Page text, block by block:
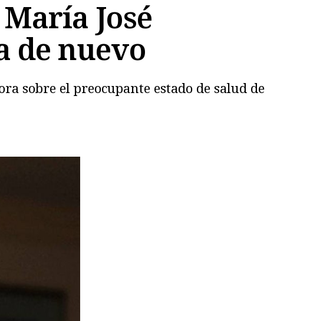
José
de nuevo
sobre el preocupante estado de salud de